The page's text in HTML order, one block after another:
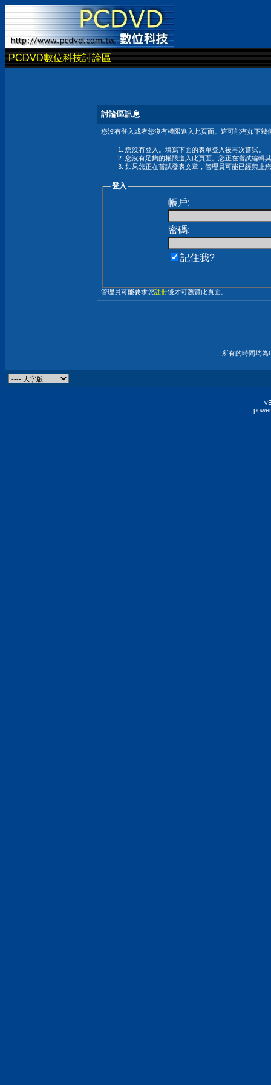
PCDVD數位科技討論區
討論區訊息
您沒有登入或者您沒有權限進入此頁面。這可能有如下幾
您沒有登入。填寫下面的表單登入後再次嘗試。
您沒有足夠的權限進入此頁面。您正在嘗試編輯
如果您正在嘗試發表文章，管理員可能已經禁止
登入
帳戶:
密碼:
記住我?
管理員可能要求您註冊後才可瀏覽此頁面。
所有的時間均為